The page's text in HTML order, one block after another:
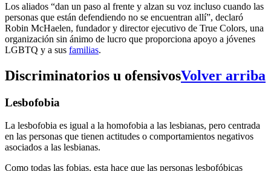
Los aliados “dan un paso al frente y alzan su voz incluso cuando las
personas que están defendiendo no se encuentran allí”, declaró
Robin McHaelen, fundador y director ejecutivo de True Colors, una
organización sin ánimo de lucro que proporciona apoyo a jóvenes
LGBTQ y a sus familias.
Discriminatorios u ofensivosVolver arriba
Lesbofobia
La lesbofobia es igual a la homofobia a las lesbianas, pero centrada
en las personas que tienen actitudes o comportamientos negativos
asociados a las lesbianas.
Como todas las fobias, esta hace que las personas lesbofóbicas